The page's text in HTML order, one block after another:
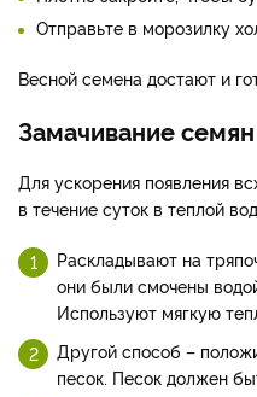
Отправьте в морозилку
Весной семена достают и
Замачивание
Для ускорения появления
в течение суток в теплой
Раскладывают на
они были смочены
Используют мягкую
Другой способ –
песок. Песок должен